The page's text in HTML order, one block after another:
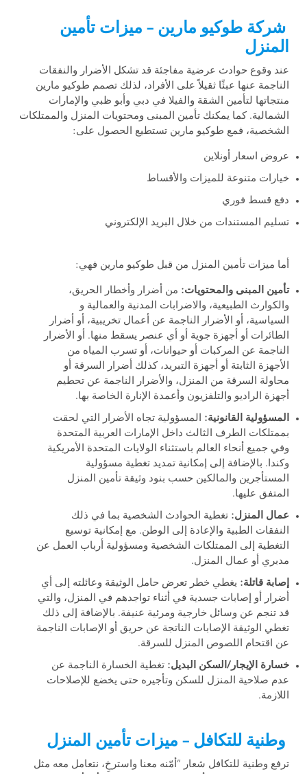
شركة طوكيو مارين – ميزات تأمين
المنزل
عند وقوع حوادث عرضية مفاجئة قد تشكل الأضرار والنفقات
الناجمة عنها عبئًا ثقيلاً على الأفراد، لذلك تصمم طوكيو مارين
منتجاتها لتأمين الشقة والفيلا في دبي وأبو ظبي والإمارات
الشمالية. كما يمكنك تأمين المبنى ومحتويات المنزل والممتلكات
الشخصية، فمع طوكيو مارين تستطيع الحصول على:
عروض اسعار أونلاين
خيارات متنوعة للميزات والأقساط
دفع قسط فوري
تسليم المستندات من خلال البريد الإلكتروني
أما ميزات تأمين المنزل من قبل طوكيو مارين فهي:
تأمين المبنى والمحتويات: من أضرار وأخطار الحريق،
والكوارث الطبيعية، والاضرابات المدنية والعمالية و
السياسية، أو الأضرار الناجمة عن أعمال تخريبية، أو أضرار
الطائرات أو أجهزة جوية أو أي عنصر يسقط منها. أو الأضرار
الناجمة عن المركبات أو حيوانات، أو تسرب المياه من
الأجهزة الثابتة أو أجهزة التبريد، كذلك أضرار السرقة أو
محاولة السرقة من المنزل، والأضرار الناجمة عن تحطيم
أجهزة الراديو والتلفزيون وأعمدة الإنارة الخاصة بها.
المسؤولية القانونية: المسؤولية تجاه الأضرار التي لحقت
بممتلكات الطرف الثالث داخل الإمارات العربية المتحدة
وفي جميع أنحاء العالم باستثناء الولايات المتحدة الأمريكية
وكندا. بالإضافة إلى إمكانية تمديد تغطية مسؤولية
المستأجرين والمالكين حسب بنود وثيقة تأمين المنزل
المتفق عليها.
عمال المنزل:تغطية الحوادث الشخصية بما في ذلك
النفقات الطبية والإعادة إلى الوطن. مع إمكانية توسيع
التغطية إلى الممتلكات الشخصية ومسؤولية أرباب العمل عن
مدبري أو عمال المنزل.
إصابة قاتلة: يغطي خطر تعرض حامل الوثيقة وعائلته إلى أي
أضرار أو إصابات جسدية في أثناء تواجدهم في المنزل، والتي
قد تنجم عن وسائل خارجية ومرئية عنيفة. بالإضافة إلى ذلك
تغطي الوثيقة الإصابات الناتجة عن حريق أو الإصابات الناجمة
عن اقتحام اللصوص المنزل للسرقة.
خسارة الإيجار/السكن البديل: تغطية الخسارة الناجمة عن
عدم صلاحية المنزل للسكن وتأجيره حتى يخضع للإصلاحات
اللازمة.
وطنية للتكافل – ميزات تأمين المنزل
ترفع وطنية للتكافل شعار “أمّنه معنا واسترخِ، نتعامل معه مثل